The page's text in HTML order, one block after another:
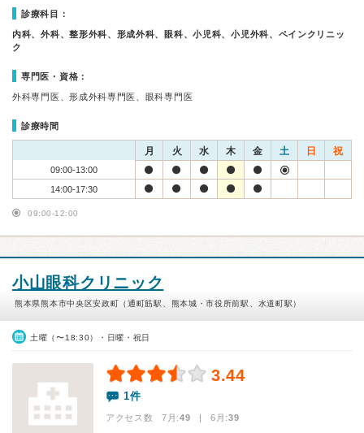
診療科目：
内科、外科、整形外科、形成外科、眼科、小児科、小児外科、ペインクリニッ
ク
専門医・資格：
外科専門医、形成外科専門医、眼科専門医
診療時間
月 火 水 木 金 土 日 祝
09:00-13:00
14:00-17:30
09:00-12:00
小山眼科クリニック
熊本県熊本市中央区安政町（通町筋駅、熊本城・市役所前駅、水道町駅）
土曜（〜18:30）・日曜・祝日
3.44
1件
アクセス数 7月:49 | 6月:39